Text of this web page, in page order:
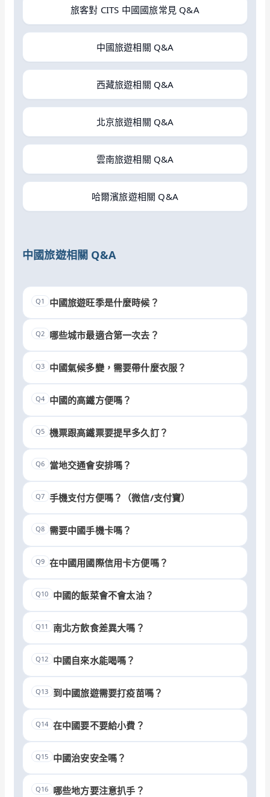
旅客對 CITS 中國國旅常見 Q&A
中國旅遊相關 Q&A
西藏旅遊相關 Q&A
北京旅遊相關 Q&A
雲南旅遊相關 Q&A
哈爾濱旅遊相關 Q&A
中國旅遊相關 Q&A
Q1 中國旅遊旺季是什麼時候？
Q2 哪些城市最適合第一次去？
Q3 中國氣候多變，需要帶什麼衣服？
Q4 中國的高鐵方便嗎？
Q5 機票跟高鐵票要提早多久訂？
Q6 當地交通會安排嗎？
Q7 手機支付方便嗎？（微信/支付寶）
Q8 需要中國手機卡嗎？
Q9 在中國用國際信用卡方便嗎？
Q10 中國的飯菜會不會太油？
Q11 南北方飲食差異大嗎？
Q12 中國自來水能喝嗎？
Q13 到中國旅遊需要打疫苗嗎？
Q14 在中國要不要給小費？
Q15 中國治安安全嗎？
Q16 哪些地方要注意扒手？